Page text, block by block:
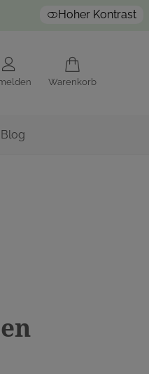
Hoher Kontrast
Warenkorb
Blog